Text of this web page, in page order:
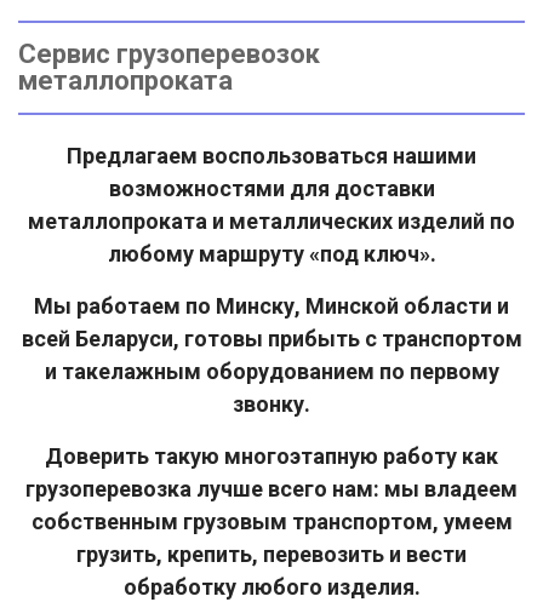
Сервис грузоперевозок
металлопроката
Предлагаем воспользоваться нашими
возможностями для доставки
металлопроката и металлических изделий по
любому маршруту «под ключ».
Мы работаем по Минску, Минской области и
всей Беларуси, готовы прибыть с транспортом
и такелажным оборудованием по первому
звонку.
Доверить такую многоэтапную работу как
грузоперевозка лучше всего нам: мы владеем
собственным грузовым транспортом, умеем
грузить, крепить, перевозить и вести
обработку любого изделия.